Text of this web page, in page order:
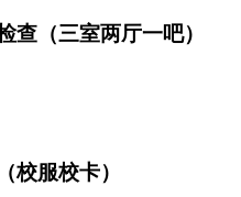
查（三室两厅一吧）
校服校卡）